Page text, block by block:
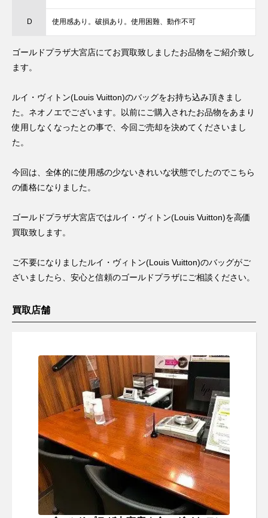
D 使用感あり。破損あり。使用困難、動作不可
ゴールドプラザ大宮店にてお買取致しましたお品物をご紹介致し
ます。
ルイ・ヴィトン(Louis Vuitton)のバッグをお持ち込み頂きまし
た。ネオノエでございます。以前にご購入されたお品物をあまり
使用しなくなったとの事で、今回ご売却を決めてくださいまし
た。
今回は、全体的に使用感の少ないきれいな状態でしたのでこちら
の価格になりました。
ゴールドプラザ大宮店ではルイ・ヴィトン(Louis Vuitton)を高価
買取致します。
ご不要になりましたルイ・ヴィトン(Louis Vuitton)のバッグがご
ざいましたら、安心と信頼のゴールドプラザにご相談ください。
買取店舗